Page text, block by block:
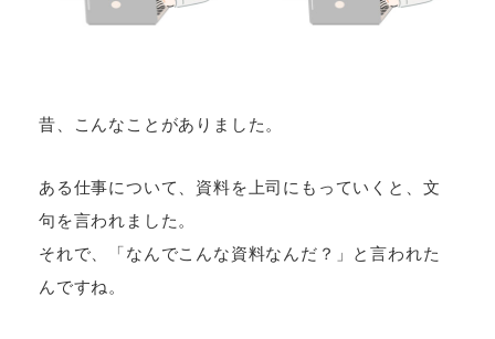
昔、こんなことがありました。
ある仕事について、資料を上司にもっていくと、文
句を言われました。
それで、「なんでこんな資料なんだ？」と言われた
んですね。